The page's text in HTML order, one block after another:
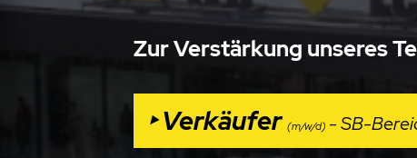
Zur Verstärkung unseres
‣ Verkäufer (m/w/d) - SB-